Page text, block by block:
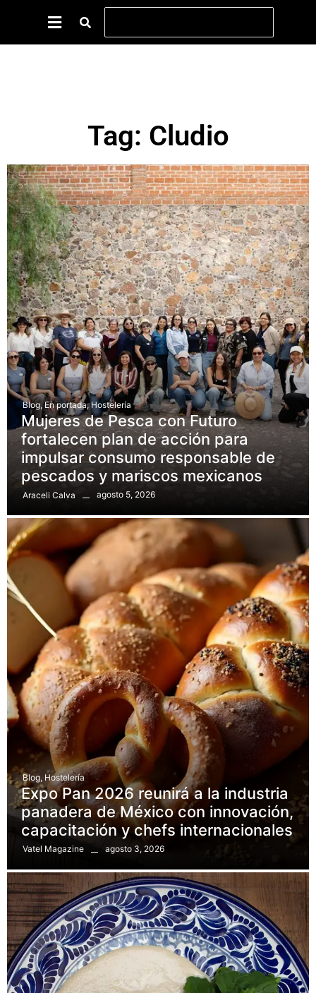
Tag: Cludio
Blog, En portada, Hostelería
Mujeres de Pesca con Futuro
fortalecen plan de acción para
impulsar consumo responsable de
pescados y mariscos mexicanos
Araceli Calva agosto 5, 2026
Blog, Hostelería
Expo Pan 2026 reunirá a la industria
panadera de México con innovación,
capacitación y chefs internacionales
Vatel Magazine agosto 3, 2026